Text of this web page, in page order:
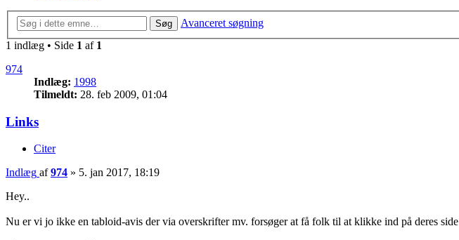
Søg
Avanceret søgning
1 indlæg • Side 1 af 1
974
Indlæg: 1998
Tilmeldt: 28. feb 2009, 01:04
Links
Citer
Indlæg af974 » 5. jan 2017, 18:19
Hey..
Nu er vi jo ikke en tabloid-avis der via overskrifter mv. forsøger at få folk til at klikke ind på deres side